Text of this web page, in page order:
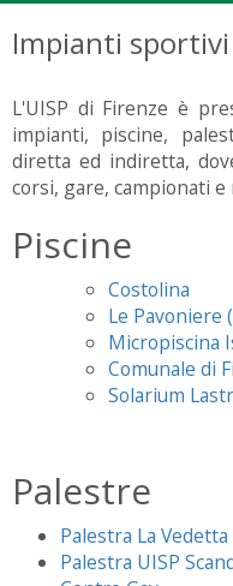
Impianti sportivi
L'UISP di Firenze è
impianti, piscine,
diretta ed indiretta,
corsi, gare, campionati
Piscine
Costolina
Le Pavoniere
Micropiscina
Comunale di
Solarium
Palestre
Palestra La Vedetta
Palestra UISP